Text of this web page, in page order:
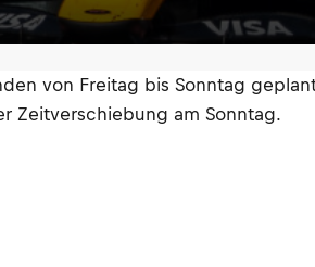
von Freitag bis Sonntag
Zeitverschiebung am Sonntag.